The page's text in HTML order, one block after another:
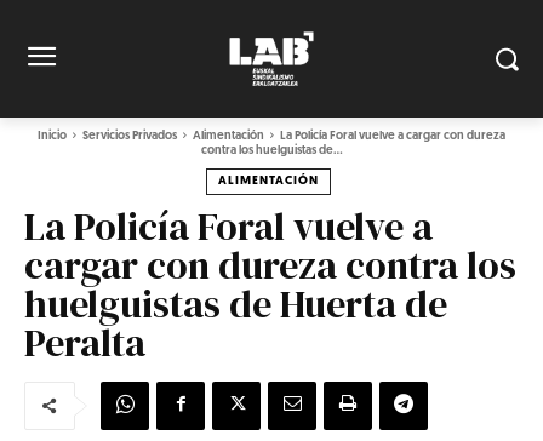
Inicio Servicios Privados Alimentación
La Policía Foral vuelve a cargar con dureza
contra los huelguistas de...
ALIMENTACIÓN
La Policía Foral vuelve a
cargar con dureza contra los
huelguistas de Huerta de
Peralta